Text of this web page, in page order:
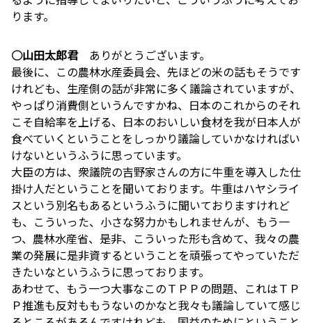
ります。
○山田太郎君ありがとうございます。
最後に、この農林水産委員会、先ほどの米の話もそうです
けれども、生産側の話が非常に多く議論されていますが、
やっぱり消費側というんですかね、日本のこれからのそれ
こそ自給率を上げる、日本のおいしい食材を我が日本人が
食べていくということをしっかり議論していかなければい
けないというふうに思っています。
大臣の方は、衆議院の吉野家さんの方に牛重を導入した仕
掛け人だということを聞いております。牛重はハヤシライ
スという別名もあるというふうに聞いておりますけれど
も、こういった、小さな努力かもしれませんが、もう一
つ、農林水産省、是非、こういった形も含めて、我々の農
業の発展に是非資するということを頑張ってやっていただ
きたいなというふうに思っております。
あわせて、もう一つ大事なこのＴＰＰの問題、これはＴＰ
Ｐ推進も反対ももうないのかなと我々も議論していて感じ